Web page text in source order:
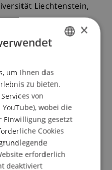
Liechtenstein,
Executive
International
erneut der
of Laws (LL.M.) in
Sie Näheres über
CH, DE sowie
×
um Ihnen das
zu bieten.
von
wobei die
Einwilligung gesetzt
Cookies
erforderlich
deaktiviert